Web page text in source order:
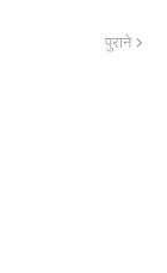
पुराने